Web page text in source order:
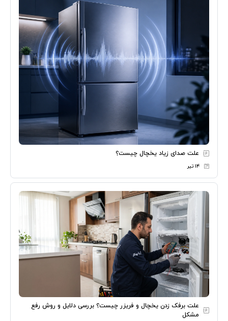
علت صدای زیاد یخچال چیست؟
۱۴ تیر
علت برفک زدن یخچال و فریزر چیست؟ بررسی دلایل و روش رفع
مشکل